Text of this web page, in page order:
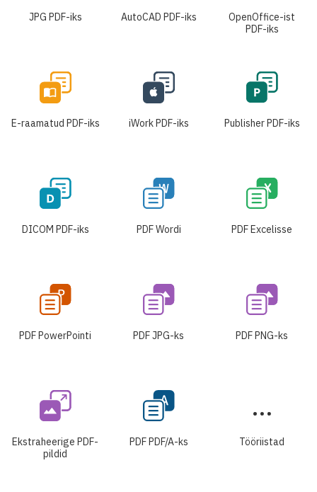
JPG PDF-iks AutoCAD PDF-iks
OpenOffice-ist
PDF-iks
E-raamatud PDF-iks iWork PDF-iks Publisher PDF-iks
DICOM PDF-iks PDF Wordi PDF Excelisse
PDF PowerPointi PDF JPG-ks PDF PNG-ks
Ekstraheerige PDF-
pildid
PDF PDF/A-ks Tööriistad